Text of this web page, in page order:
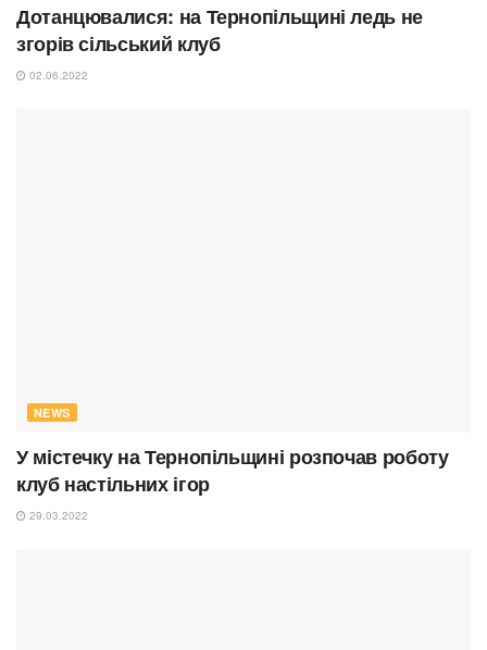
Дотанцювалися: на Тернопільщині ледь не
згорів сільський клуб
02.06.2022
NEWS
У містечку на Тернопільщині розпочав роботу
клуб настільних ігор
29.03.2022